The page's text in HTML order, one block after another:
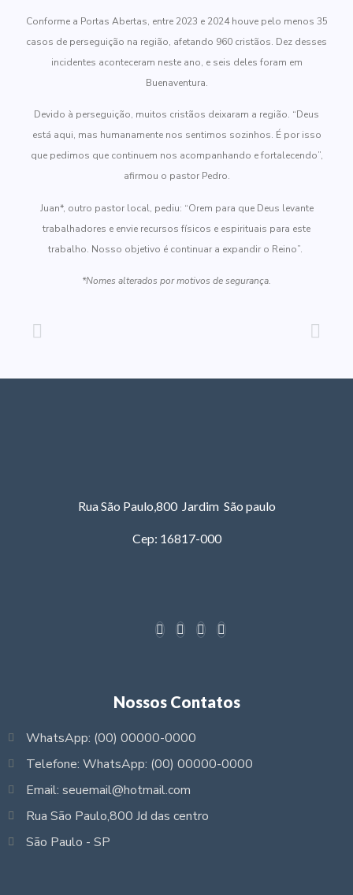
Conforme a Portas Abertas, entre 2023 e 2024 houve pelo menos 35
casos de perseguição na região, afetando 960 cristãos. Dez desses
incidentes aconteceram neste ano, e seis deles foram em
Buenaventura.
Devido à perseguição, muitos cristãos deixaram a região. “Deus
está aqui, mas humanamente nos sentimos sozinhos. É por isso
que pedimos que continuem nos acompanhando e fortalecendo”,
afirmou o pastor Pedro.
Juan*, outro pastor local, pediu: “Orem para que Deus levante
trabalhadores e envie recursos físicos e espirituais para este
trabalho. Nosso objetivo é continuar a expandir o Reino”.
*Nomes alterados por motivos de segurança.
Rua São Paulo,800 Jardim São paulo
Cep: 16817-000
Nossos Contatos
WhatsApp: (00) 00000-0000
Telefone: WhatsApp: (00) 00000-0000
Email: seuemail@hotmail.com
Rua São Paulo,800 Jd das centro
São Paulo - SP